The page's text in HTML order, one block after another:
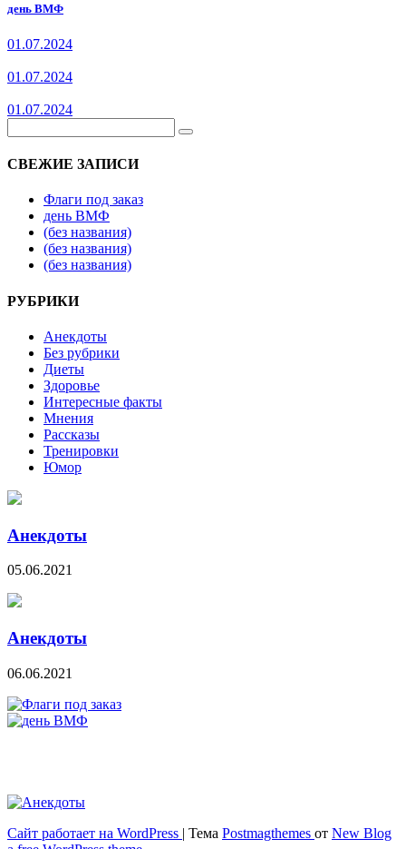
день ВМФ
01.07.2024
01.07.2024
01.07.2024
СВЕЖИЕ ЗАПИСИ
Флаги под заказ
день ВМФ
(без названия)
(без названия)
(без названия)
РУБРИКИ
Анекдоты
Без рубрики
Диеты
Здоровье
Интересные факты
Мнения
Рассказы
Тренировки
Юмор
Анекдоты
05.06.2021
Анекдоты
06.06.2021
Сайт работает на WordPress | Тема Postmagthemes от New Blog